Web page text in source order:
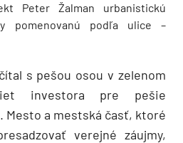
Peter Žalman urbanistickú
pomenovanú podľa ulice –
s pešou osou v zelenom
investora pre pešie
Mesto a mestská časť, ktoré
verejné záujmy,